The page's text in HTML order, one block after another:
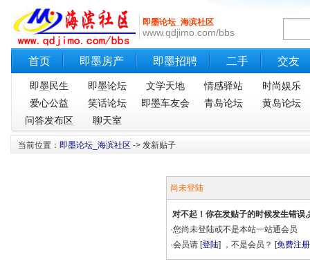
即墨论坛_海滨社区
www.qdjimo.com/bbs
首页 即墨房产 即墨招聘 二手 交友
即墨民生 即墨论坛 文学天地 情感驿站
时尚娱乐
爱心公益
笑话论坛 即墨车友会 青岛论坛
黄岛论坛
问答发布区
聊天室
当前位置： 即墨论坛_海滨社区 -> 发新贴子
尚未登陆
对不起！你在发贴子的时候发生错误
·您尚未登陆或不是本站一站通会员
·会员请 [登陆] ，不是会员？ [免费注册